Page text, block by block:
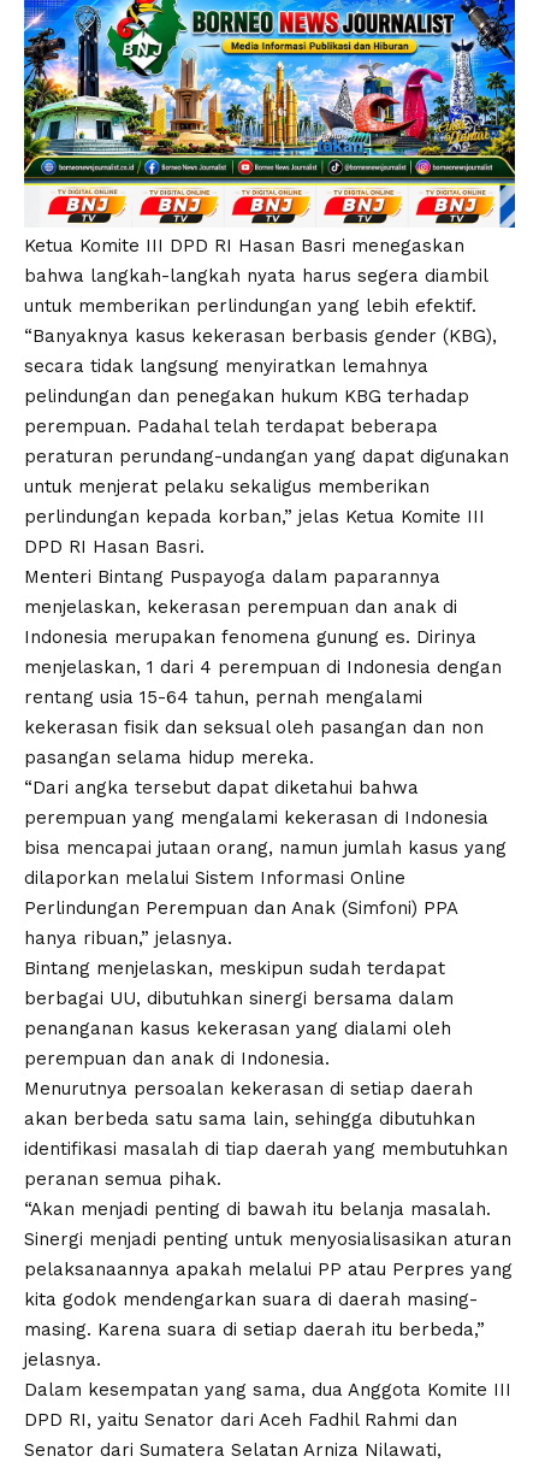
Ketua Komite III DPD RI Hasan Basri menegaskan
bahwa langkah-langkah nyata harus segera diambil
untuk memberikan perlindungan yang lebih efektif.
“Banyaknya kasus kekerasan berbasis gender (KBG),
secara tidak langsung menyiratkan lemahnya
pelindungan dan penegakan hukum KBG terhadap
perempuan. Padahal telah terdapat beberapa
peraturan perundang-undangan yang dapat digunakan
untuk menjerat pelaku sekaligus memberikan
perlindungan kepada korban,” jelas Ketua Komite III
DPD RI Hasan Basri.
Menteri Bintang Puspayoga dalam paparannya
menjelaskan, kekerasan perempuan dan anak di
Indonesia merupakan fenomena gunung es. Dirinya
menjelaskan, 1 dari 4 perempuan di Indonesia dengan
rentang usia 15-64 tahun, pernah mengalami
kekerasan fisik dan seksual oleh pasangan dan non
pasangan selama hidup mereka.
“Dari angka tersebut dapat diketahui bahwa
perempuan yang mengalami kekerasan di Indonesia
bisa mencapai jutaan orang, namun jumlah kasus yang
dilaporkan melalui Sistem Informasi Online
Perlindungan Perempuan dan Anak (Simfoni) PPA
hanya ribuan,” jelasnya.
Bintang menjelaskan, meskipun sudah terdapat
berbagai UU, dibutuhkan sinergi bersama dalam
penanganan kasus kekerasan yang dialami oleh
perempuan dan anak di Indonesia.
Menurutnya persoalan kekerasan di setiap daerah
akan berbeda satu sama lain, sehingga dibutuhkan
identifikasi masalah di tiap daerah yang membutuhkan
peranan semua pihak.
“Akan menjadi penting di bawah itu belanja masalah.
Sinergi menjadi penting untuk menyosialisasikan aturan
pelaksanaannya apakah melalui PP atau Perpres yang
kita godok mendengarkan suara di daerah masing-
masing. Karena suara di setiap daerah itu berbeda,”
jelasnya.
Dalam kesempatan yang sama, dua Anggota Komite III
DPD RI, yaitu Senator dari Aceh Fadhil Rahmi dan
Senator dari Sumatera Selatan Arniza Nilawati,